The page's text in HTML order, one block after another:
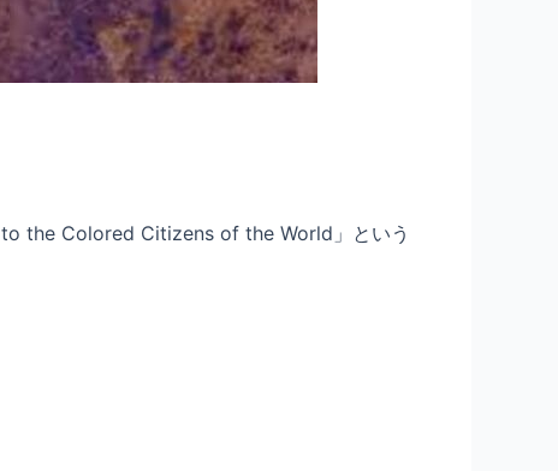
to the Colored Citizens of the World」という